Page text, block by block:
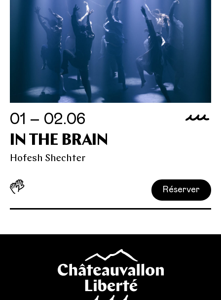
01 – 02.06
IN THE BRAIN
Hofesh Shechter
Réserver